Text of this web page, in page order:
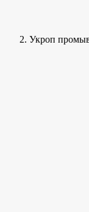
Укроп